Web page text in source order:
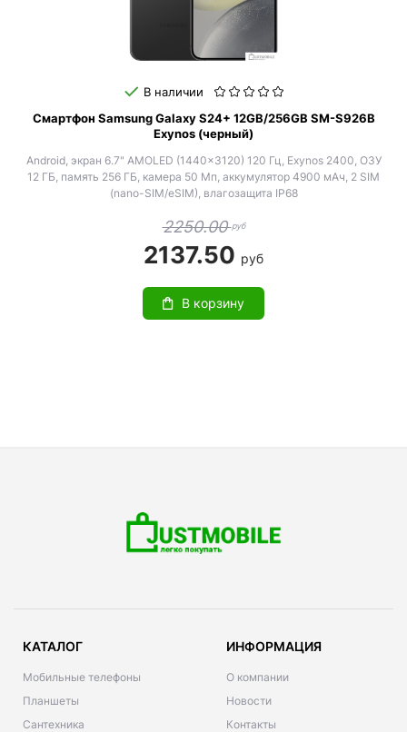
В наличии
Смартфон Samsung Galaxy S24+ 12GB/256GB SM-S926B
Exynos (черный)
Android, экран 6.7" AMOLED (1440x3120) 120 Гц, Exynos 2400, ОЗУ
12 ГБ, память 256 ГБ, камера 50 Мп, аккумулятор 4900 мАч, 2 SIM
(nano-SIM/eSIM), влагозащита IP68
2250.00руб
2137.50 руб
В корзину
КАТАЛОГ
Мобильные телефоны
Планшеты
Сантехника
ИНФОРМАЦИЯ
О компании
Новости
Контакты